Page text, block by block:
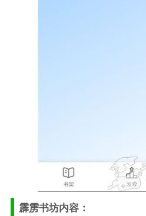
霹雳书坊内容：